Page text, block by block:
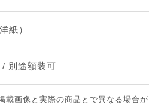
紙）
別途額装可
載画像と実際の商品とで異なる場合が